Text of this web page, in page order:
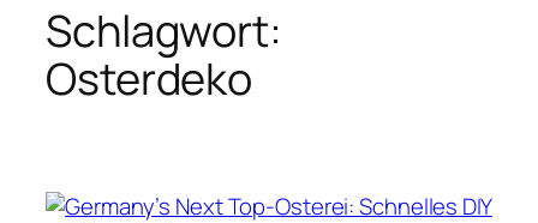
Schlagwort:
Osterdeko